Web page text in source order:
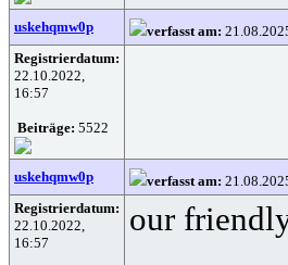
uskehqmw0p verfasst am:
Registrierdatum:
22.10.2022,
16:57
Beiträge: 5522
uskehqmw0p verfasst am:
Registrierdatum:
22.10.2022,
16:57
our